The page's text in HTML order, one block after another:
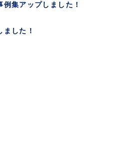
集アップしました！
した！